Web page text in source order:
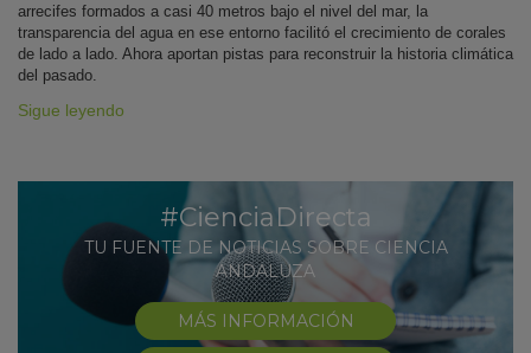
arrecifes formados a casi 40 metros bajo el nivel del mar, la
transparencia del agua en ese entorno facilitó el crecimiento de corales
de lado a lado. Ahora aportan pistas para reconstruir la historia climática
del pasado.
Sigue leyendo
#CienciaDirecta
TU FUENTE DE NOTICIAS SOBRE CIENCIA
ANDALUZA
MÁS INFORMACIÓN